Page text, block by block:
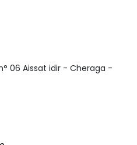
06 Aissat idir - Cheraga -